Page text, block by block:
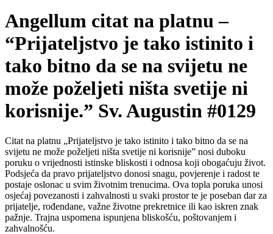
Angellum citat na platnu –
“Prijateljstvo je tako istinito i
tako bitno da se na svijetu ne
može poželjeti ništa svetije ni
korisnije.” Sv. Augustin #0129
Citat na platnu „Prijateljstvo je tako istinito i tako bitno da se na
svijetu ne može poželjeti ništa svetije ni korisnije” nosi duboku
poruku o vrijednosti istinske bliskosti i odnosa koji obogaćuju život.
Podsjeća da pravo prijateljstvo donosi snagu, povjerenje i radost te
postaje oslonac u svim životnim trenucima. Ova topla poruka unosi
osjećaj povezanosti i zahvalnosti u svaki prostor te je poseban dar za
prijatelje, rođendane, važne životne prekretnice ili kao iskren znak
pažnje. Trajna uspomena ispunjena bliskošću, poštovanjem i
zahvalnošću.